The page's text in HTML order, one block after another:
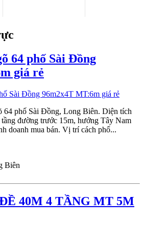
64 phố Sài Đồng
giá rẻ
64 phố Sài Đồng, Long Biên. Diện tích
đường trước 15m, hướng Tây Nam
doanh mua bán. Vị trí cách phố...
Biên
40M 4 TẦNG MT 5M